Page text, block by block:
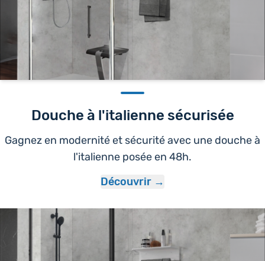
Douche à l'italienne sécurisée
Gagnez en modernité et sécurité avec une douche à
l'italienne posée en 48h.
Découvrir